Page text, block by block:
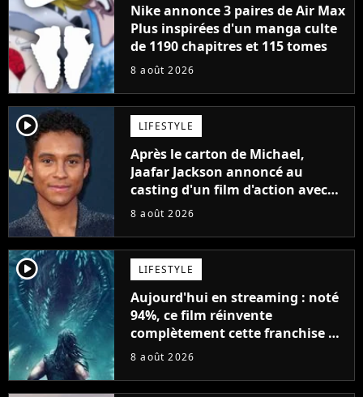
Nike annonce 3 paires de Air Max
Plus inspirées d'un manga culte
de 1190 chapitres et 115 tomes
8 août 2026
player2 LIFESTYLE
Après le carton de Michael,
Jaafar Jackson annoncé au
casting d'un film d'action avec
Will Smith
8 août 2026
player2 LIFESTYLE
Aujourd'hui en streaming : noté
94%, ce film réinvente
complètement cette franchise de
science-fiction vieille de 40 ans
8 août 2026